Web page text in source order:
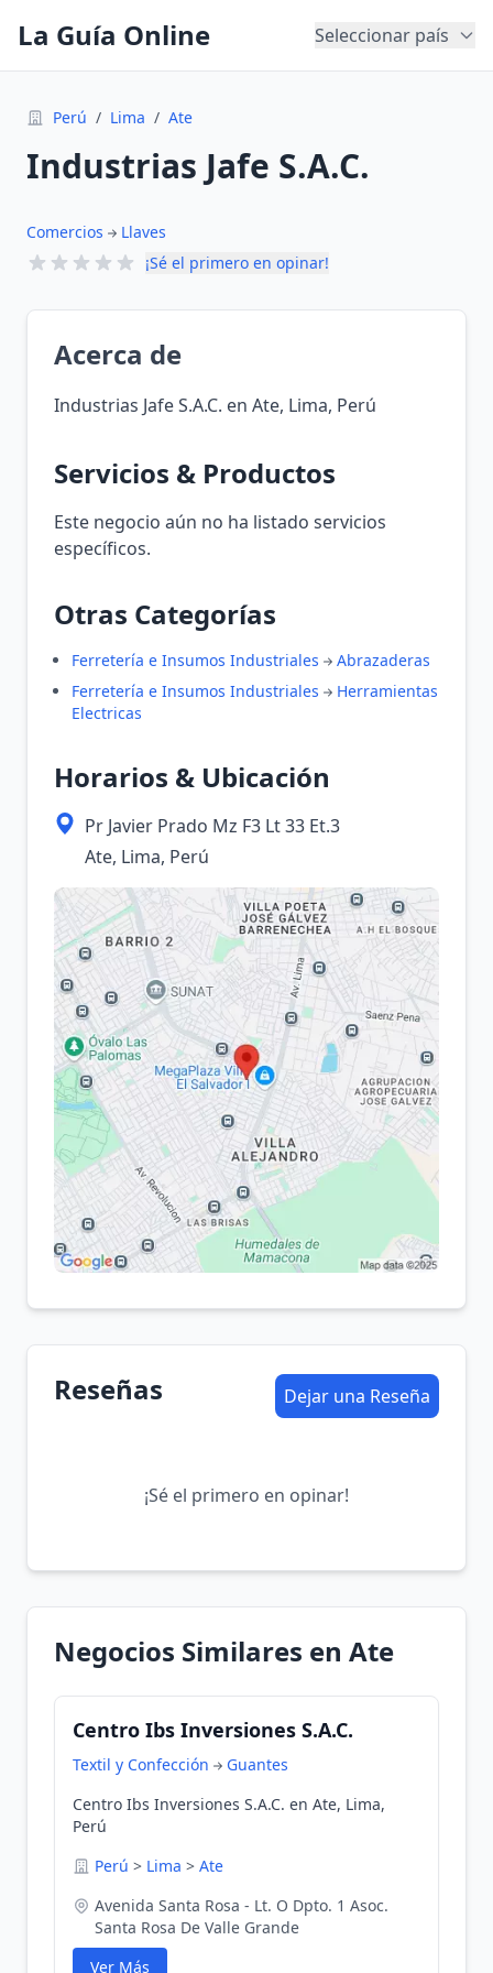
La Guía Online Seleccionar país
Perú / Lima / Ate
Industrias Jafe S.A.C.
Comercios
Llaves
¡Sé el primero en opinar!
Acerca de
Industrias Jafe S.A.C. en Ate, Lima, Perú
Servicios & Productos
Este negocio aún no ha listado servicios
específicos.
Otras Categorías
Ferretería e Insumos Industriales
Abrazaderas
Ferretería e Insumos Industriales
Herramientas
Electricas
Horarios & Ubicación
Pr Javier Prado Mz F3 Lt 33 Et.3
Ate, Lima, Perú
Reseñas Dejar una Reseña
¡Sé el primero en opinar!
Negocios Similares en Ate
Centro Ibs Inversiones S.A.C.
Textil y Confección
Guantes
Centro Ibs Inversiones S.A.C. en Ate, Lima,
Perú
Perú > Lima > Ate
Avenida Santa Rosa - Lt. O Dpto. 1 Asoc.
Santa Rosa De Valle Grande
Ver Más